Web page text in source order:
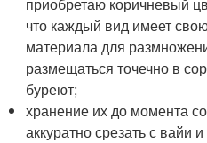
что каждый вид имеет
материала для
размещаться точечно в
буреют;
хранение их до момента
аккуратно срезать с вайи